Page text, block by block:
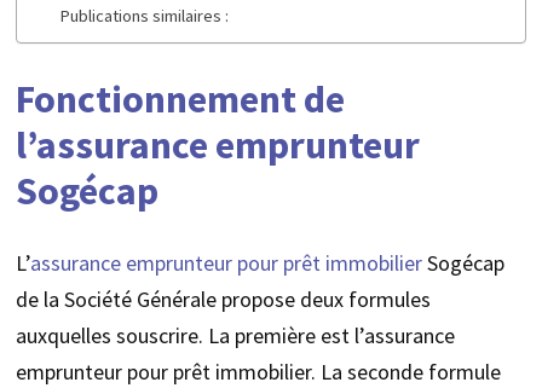
Publications similaires :
Fonctionnement de
l’assurance emprunteur
Sogécap
L’assurance emprunteur pour prêt immobilierSogécap
de la Société Générale propose deux formules
auxquelles souscrire. La première est l’assurance
emprunteur pour prêt immobilier. La seconde formule